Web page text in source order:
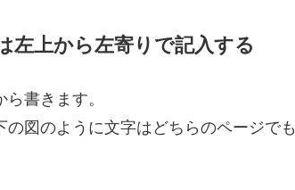
左上から左寄りで記入する
書きます。
図のように文字はどちらのページでも